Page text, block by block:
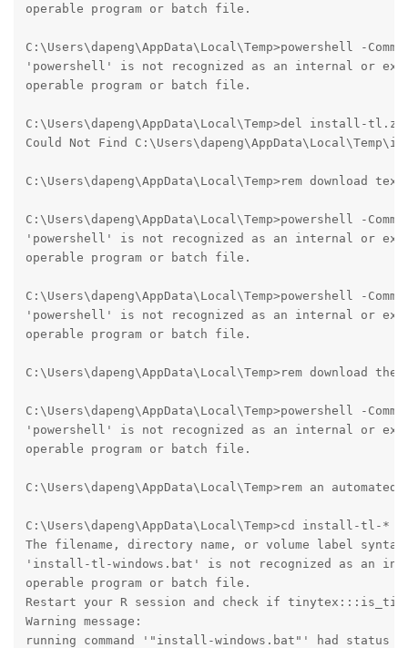
operable program or batch file.
C:\Users\dapeng\AppData\Local\Temp>powershell
'powershell' is not recognized as an internal or
operable program or batch file.
C:\Users\dapeng\AppData\Local\Temp>del install-
Could Not Find
C:\Users\dapeng\AppData\Local\Temp>rem
C:\Users\dapeng\AppData\Local\Temp>powershell
'powershell' is not recognized as an internal or
operable program or batch file.
'powershell' is not recognized as an internal or
operable program or batch file.
C:\Users\dapeng\AppData\Local\Temp>rem download
C:\Users\dapeng\AppData\Local\Temp>powershell -
'powershell' is not recognized as an internal or
operable program or batch file.
C:\Users\dapeng\AppData\Local\Temp>rem an
C:\Users\dapeng\AppData\Local\Temp>cd install-tl-*
The filename, directory name, or volume label
'install-tl-windows.bat' is not recognized as an
operable program or batch file.
Restart your R session and check if
Warning message:
running command '"install-windows.bat"' had status